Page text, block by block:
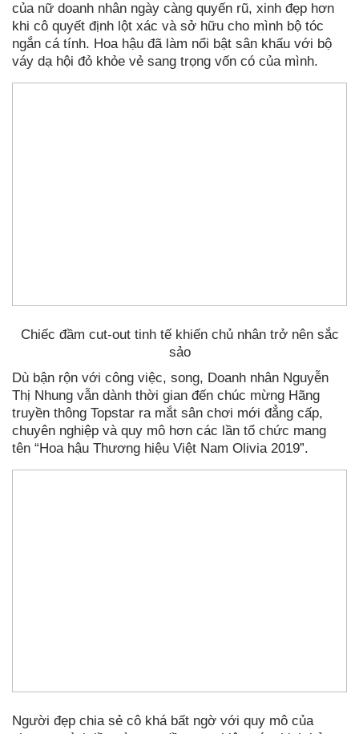
của nữ doanh nhân ngày càng quyến rũ, xinh đẹp hơn
khi cô quyết định lột xác và sở hữu cho mình bộ tóc
ngắn cá tính. Hoa hậu đã làm nổi bật sân khấu với bộ
váy dạ hội đỏ khỏe vẻ sang trọng vốn có của mình.
Chiếc đầm cut-out tinh tế khiến chủ nhân trở nên sắc
sảo
Dù bận rộn với công việc, song, Doanh nhân Nguyễn
Thị Nhung vẫn dành thời gian đến chúc mừng Hãng
truyền thông Topstar ra mắt sân chơi mới đẳng cấp,
chuyên nghiệp và quy mô hơn các lần tổ chức mang
tên “Hoa hậu Thương hiệu Việt Nam Olivia 2019”.
Người đẹp chia sẻ cô khá bất ngờ với quy mô của